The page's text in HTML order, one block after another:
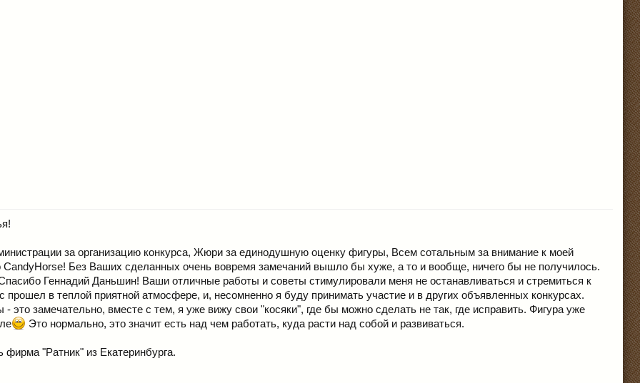
за организацию конкурса, Жюри за единодушную оценку фигуры, Всем сотальным за внимание к моей
Без Ваших сделанных очень вовремя замечаний вышло бы хуже, а то и вообще, ничего бы не получилось.
Геннадий Даньшин! Ваши отличные работы и советы стимулировали меня не останавливаться и стремиться к
прошел в теплой приятной атмосфере, и, несомненно я буду принимать участие и в других объявленных конкурсах.
это замечательно, вместе с тем, я уже вижу свои "косяки", где бы можно сделать не так, где исправить. Фигура уже
Это нормально, это значит есть над чем работать, куда расти над собой и развиваться.
"Ратник" из Екатеринбурга.